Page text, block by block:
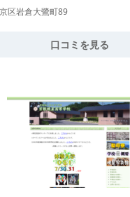
区岩倉大鷺町89
口コミを見る